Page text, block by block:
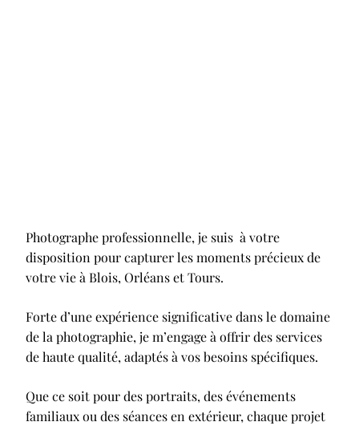
Photographe professionnelle, je suis à votre
disposition pour capturer les moments précieux de
votre vie à Blois, Orléans et Tours.
Forte d’une expérience significative dans le domaine
de la photographie, je m’engage à offrir des services
de haute qualité, adaptés à vos besoins spécifiques.
Que ce soit pour des portraits, des événements
familiaux ou des séances en extérieur, chaque projet